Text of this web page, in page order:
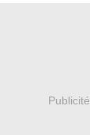
Publicité